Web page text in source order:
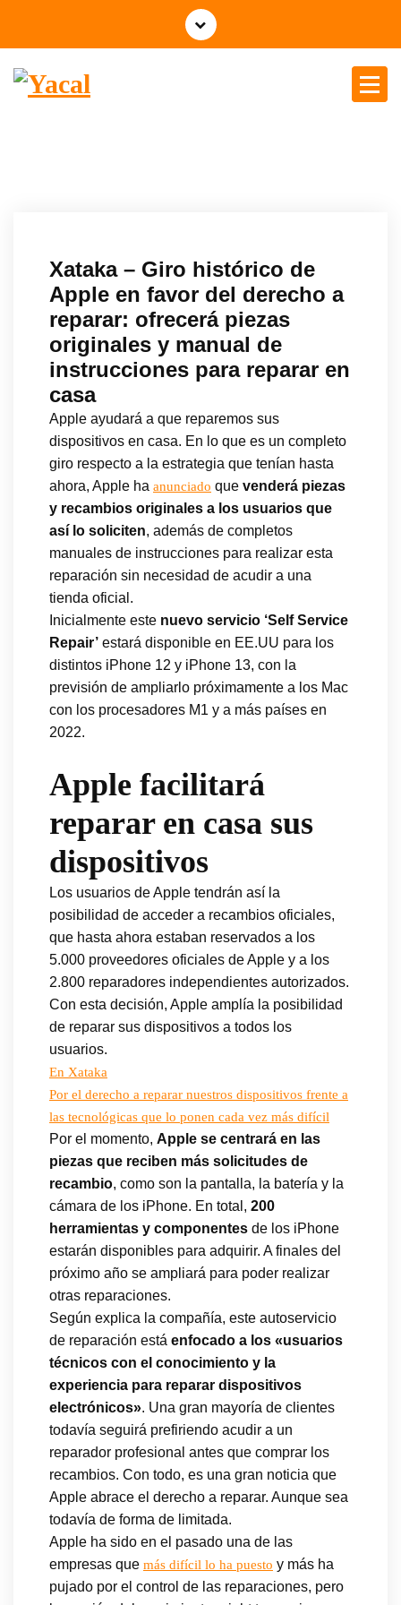
Xataka – Giro histórico de
Apple en favor del derecho a
reparar: ofrecerá piezas
originales y manual de
instrucciones para reparar en
casa
Apple ayudará a que reparemos sus
dispositivos en casa. En lo que es un completo
giro respecto a la estrategia que tenían hasta
ahora, Apple ha anunciado que venderá piezas
y recambios originales a los usuarios que
así lo soliciten, además de completos
manuales de instrucciones para realizar esta
reparación sin necesidad de acudir a una
tienda oficial.
Inicialmente este nuevo servicio ‘Self Service
Repair’ estará disponible en EE.UU para los
distintos iPhone 12 y iPhone 13, con la
previsión de ampliarlo próximamente a los Mac
con los procesadores M1 y a más países en
2022.
Apple facilitará
reparar en casa sus
dispositivos
Los usuarios de Apple tendrán así la
posibilidad de acceder a recambios oficiales,
que hasta ahora estaban reservados a los
5.000 proveedores oficiales de Apple y a los
2.800 reparadores independientes autorizados.
Con esta decisión, Apple amplía la posibilidad
de reparar sus dispositivos a todos los
usuarios.
En Xataka
Por el derecho a reparar nuestros dispositivos frente a
las tecnológicas que lo ponen cada vez más difícil
Por el momento, Apple se centrará en las
piezas que reciben más solicitudes de
recambio, como son la pantalla, la batería y la
cámara de los iPhone. En total, 200
herramientas y componentes de los iPhone
estarán disponibles para adquirir. A finales del
próximo año se ampliará para poder realizar
otras reparaciones.
Según explica la compañía, este autoservicio
de reparación está enfocado a los «usuarios
técnicos con el conocimiento y la
experiencia para reparar dispositivos
electrónicos». Una gran mayoría de clientes
todavía seguirá prefiriendo acudir a un
reparador profesional antes que comprar los
recambios. Con todo, es una gran noticia que
Apple abrace el derecho a reparar. Aunque sea
todavía de forma de limitada.
Apple ha sido en el pasado una de las
empresas que más difícil lo ha puesto y más ha
pujado por el control de las reparaciones, pero